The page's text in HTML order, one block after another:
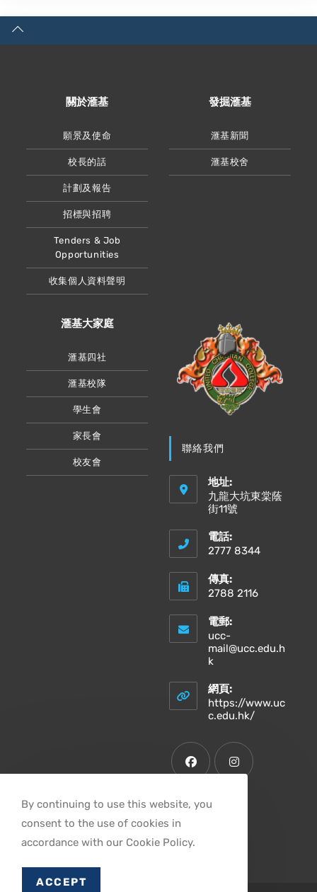
關於滙基
願景及使命
校長的話
計劃及報告
招標與招聘
Tenders & Job
Opportunities
收集個人資料聲明
發掘滙基
滙基新聞
滙基校舍
滙基大家庭
滙基四社
滙基校隊
學生會
家長會
校友會
聯絡我們
地址:
九龍大坑東棠蔭
街11號
電話:
2777 8344
傳真:
2788 2116
電郵:
ucc-
mail@ucc.edu.h
k
your
application
網頁:
https://www.uc
c.edu.hk/Opens
in
a
new
in
By continuing to use this website, you
consent to the use of cookies in
accordance with our Cookie Policy.
ACCEPT